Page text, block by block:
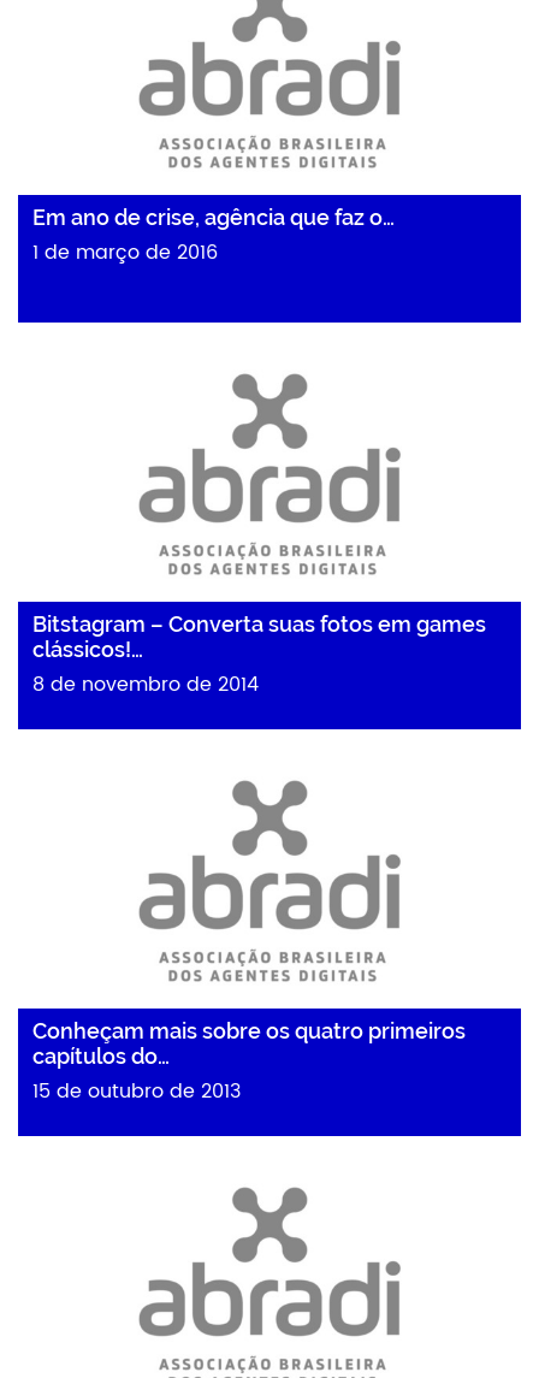
Em ano de crise, agência que faz o…
1 de março de 2016
Bitstagram – Converta suas fotos em games
clássicos!…
8 de novembro de 2014
Conheçam mais sobre os quatro primeiros
capítulos do…
15 de outubro de 2013